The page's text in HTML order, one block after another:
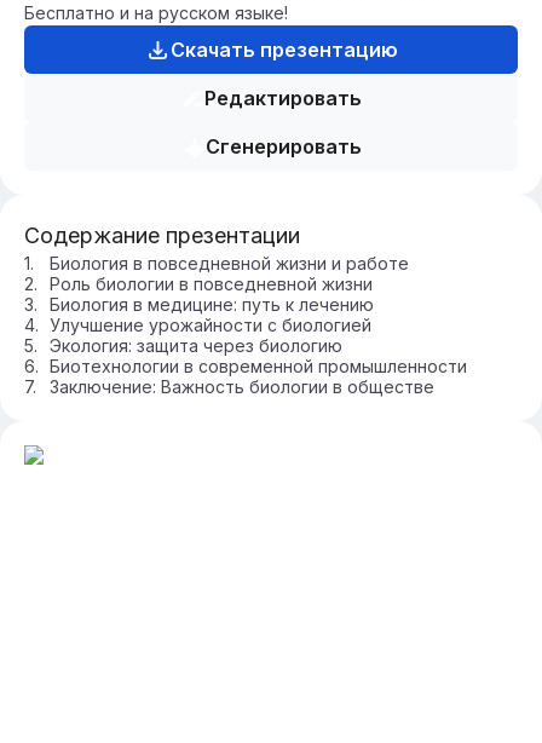
Бесплатно и на русском языке!
Скачать презентацию
Редактировать
Сгенерировать
Содержание презентации
Биология в повседневной жизни и работе
Роль биологии в повседневной жизни
Биология в медицине: путь к лечению
Улучшение урожайности с биологией
Экология: защита через биологию
Биотехнологии в современной промышленности
Заключение: Важность биологии в обществе